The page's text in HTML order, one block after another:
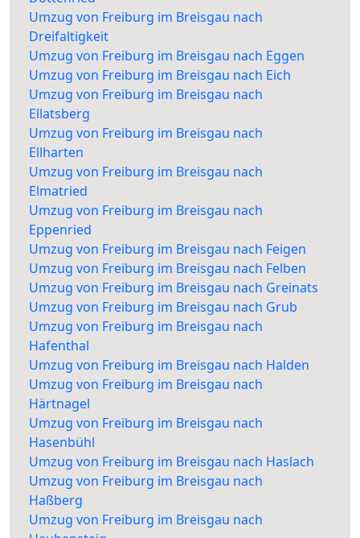
Umzug von Freiburg im Breisgau nach
Dreifaltigkeit
Umzug von Freiburg im Breisgau nach Eggen
Umzug von Freiburg im Breisgau nach Eich
Umzug von Freiburg im Breisgau nach
Ellatsberg
Umzug von Freiburg im Breisgau nach
Ellharten
Umzug von Freiburg im Breisgau nach
Elmatried
Umzug von Freiburg im Breisgau nach
Eppenried
Umzug von Freiburg im Breisgau nach Feigen
Umzug von Freiburg im Breisgau nach Felben
Umzug von Freiburg im Breisgau nach Greinats
Umzug von Freiburg im Breisgau nach Grub
Umzug von Freiburg im Breisgau nach
Hafenthal
Umzug von Freiburg im Breisgau nach Halden
Umzug von Freiburg im Breisgau nach
Härtnagel
Umzug von Freiburg im Breisgau nach
Hasenbühl
Umzug von Freiburg im Breisgau nach Haslach
Umzug von Freiburg im Breisgau nach
Haßberg
Umzug von Freiburg im Breisgau nach